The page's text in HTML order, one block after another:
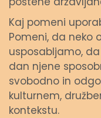
Kaj pomeni
Pomeni, da neko
usposabljamo,
dan njene
svobodno in
kulturnem,
kontekstu.